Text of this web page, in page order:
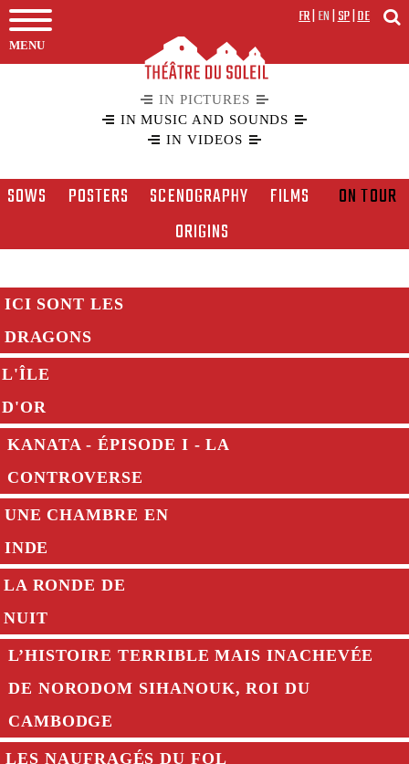
MENU
FR|EN|SP|DE
IN PICTURES
IN MUSIC AND SOUNDS
IN VIDEOS
SOWS POSTERS SCENOGRAPHY FILMS
ON TOUR
ORIGINS
ICI SONT LES
DRAGONS
L'ÎLE
D'OR
KANATA - ÉPISODE I - LA
CONTROVERSE
UNE CHAMBRE EN
INDE
LA RONDE DE
NUIT
L’HISTOIRE TERRIBLE MAIS INACHEVÉE
DE NORODOM SIHANOUK, ROI DU
CAMBODGE
LES NAUFRAGÉS DU FOL